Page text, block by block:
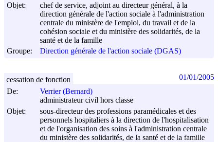
Objet:
chef de service, adjoint au directeur général, à la
direction générale de l'action sociale à l'administration
centrale du ministère de l'emploi, du travail et de la
cohésion sociale et du ministère des solidarités, de la
santé et de la famille
Groupe:
Direction générale de l'action sociale (DGAS)
De:
Verrier (Bernard)
administrateur civil hors classe
Objet:
sous-directeur des professions paramédicales et des
personnels hospitaliers à la direction de l'hospitalisation
et de l'organisation des soins à l'administration centrale
du ministère des solidarités, de la santé et de la famille
cessation de fonction 01/01/2005